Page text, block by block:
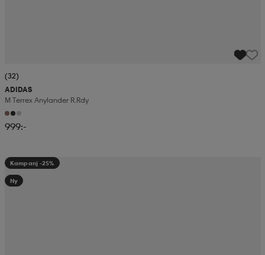
(32)
ADIDAS
M Terrex Anylander R.rdy
999:-
Kampanj -25%
Ny